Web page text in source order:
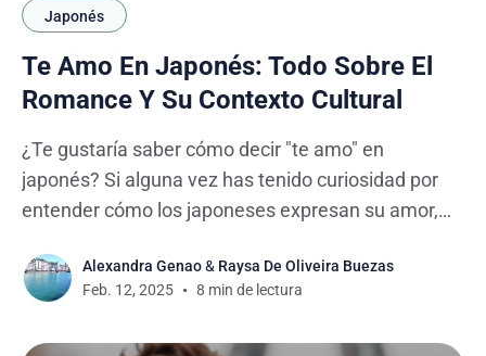
Japonés
Te Amo En Japonés: Todo Sobre El
Romance Y Su Contexto Cultural
¿Te gustaría saber cómo decir "te amo" en
japonés? Si alguna vez has tenido curiosidad por
entender cómo los japoneses expresan su amor,
japonés durante varios años y he tenido la
oportunidad de vivir la cultura japonesa de cerca. A
Alexandra Genao& Raysa De Oliveira Buezas
Feb. 12, 2025
8 min de lectura